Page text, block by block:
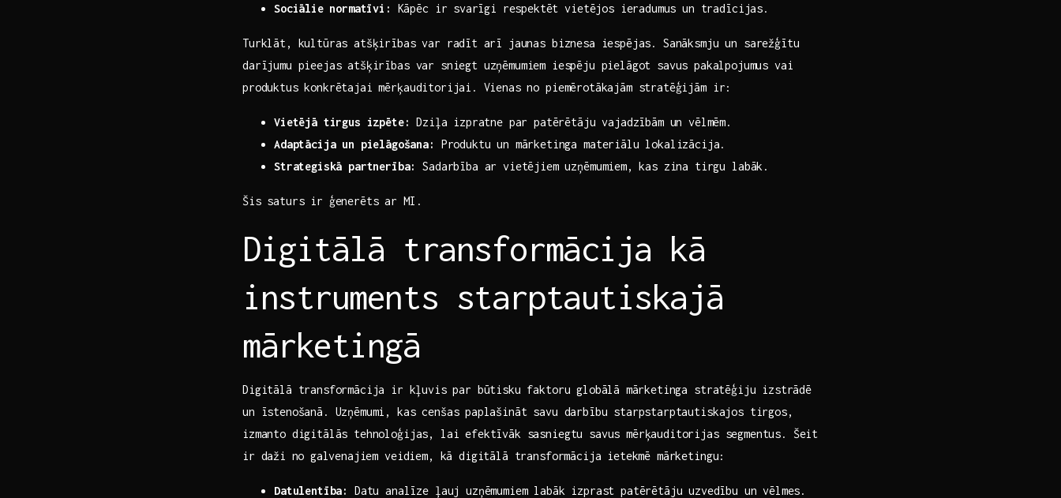
Sociālie⁣ normatīvi:
Kāpēc ir ⁤svarīgi respektēt vietējos ieradumus un tradīcijas.
Turklāt, kultūras atšķirības var radīt⁤ arī jaunas biznesa iespējas.‍ Sanāksmju un sarežģītu
darījumu ​pieejas atšķirības var sniegt uzņēmumiem ⁢iespēju pielāgot savus ⁢pakalpojumus vai
produktus‍ konkrētajai mērķauditorijai.⁢ Vienas no piemērotākajām stratēģijām ir:
Vietējā tirgus izpēte: ⁢Dziļa izpratne par patērētāju vajadzībām​ un vēlmēm.
Adaptācija un pielāgošana:
Produktu un mārketinga materiālu lokalizācija.
Strategiskā partnerība:
Sadarbība ar vietējiem ‌uzņēmumiem, ⁤kas zina tirgu labāk.
Šis saturs ir ģenerēts ar MI.
Digitālā​ transformācija kā
instruments starptautiskajā
mārketingā
Digitālā transformācija ‍ir⁣ kļuvis par būtisku faktoru globālā⁣ mārketinga ‍stratēģiju‍ izstrādē
un īstenošanā. Uzņēmumi, kas cenšas ⁢paplašināt savu darbību starpstarptautiskajos​ tirgos,⁤
izmanto digitālās tehnoloģijas, lai‍ efektīvāk sasniegtu savus‍ mērķauditorijas segmentus. Šeit
ir‍ daži ⁢no ⁣galvenajiem veidiem, kā digitālā transformācija ietekmē mārketingu:
Datulentība:
Datu analīze ‌ļauj uzņēmumiem labāk ​izprast‌ patērētāju uzvedību un ⁢vēlmes.